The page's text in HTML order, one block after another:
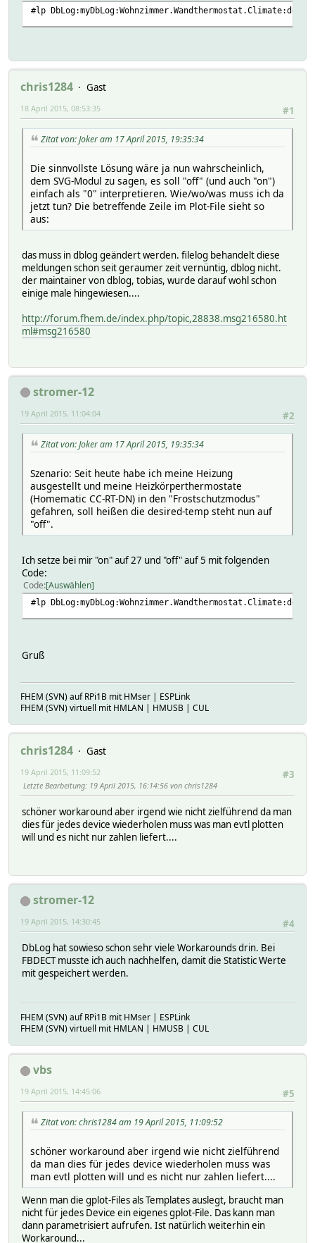
#lp
chris1284
Gast
#1
18 April 2015, 08:53:35
Zitat von: Joker am 17 April 2015, 19:35:34
Die sinnvollste Lösung wäre ja nun wahrscheinlich,
dem SVG-Modul zu sagen, es soll "off" (und auch "on")
einfach als "0" interpretieren. Wie/wo/was muss ich da
jetzt tun? Die betreffende Zeile im Plot-File sieht so
aus:
das muss in dblog geändert werden. filelog behandelt diese
meldungen schon seit geraumer zeit vernüntig, dblog nicht.
der maintainer von dblog, tobias, wurde darauf wohl schon
einige male hingewiesen....
http://forum.fhem.de/index.php/topic,28838.msg216580.ht
ml#msg216580
stromer-12
#2
19 April 2015, 11:04:04
Zitat von: Joker am 17 April 2015, 19:35:34
Szenario: Seit heute habe ich meine Heizung
ausgestellt und meine Heizkörperthermostate
(Homematic CC-RT-DN) in den "Frostschutzmodus"
gefahren, soll heißen die desired-temp steht nun auf
"off".
Ich setze bei mir "on" auf 27 und "off" auf 5 mit folgenden
Code:
Code Auswählen
#lp
Gruß
FHEM (SVN) auf RPi1B mit HMser | ESPLink
FHEM (SVN) virtuell mit HMLAN | HMUSB | CUL
chris1284
Gast
#3
19 April 2015, 11:09:52
Letzte Bearbeitung: 19 April 2015, 16:14:56 von chris1284
schöner workaround aber irgend wie nicht zielführend da man
dies für jedes device wiederholen muss was man evtl plotten
will und es nicht nur zahlen liefert....
stromer-12
#4
19 April 2015, 14:30:45
DbLog hat sowieso schon sehr viele Workarounds drin. Bei
FBDECT musste ich auch nachhelfen, damit die Statistic Werte
mit gespeichert werden.
FHEM (SVN) auf RPi1B mit HMser | ESPLink
FHEM (SVN) virtuell mit HMLAN | HMUSB | CUL
vbs
#5
19 April 2015, 14:45:06
Zitat von: chris1284 am 19 April 2015, 11:09:52
schöner workaround aber irgend wie nicht zielführend
da man dies für jedes device wiederholen muss was
man evtl plotten will und es nicht nur zahlen liefert....
Wenn man die gplot-Files als Templates auslegt, braucht man
nicht für jedes Device ein eigenes gplot-File. Das kann man
dann parametrisiert aufrufen. Ist natürlich weiterhin ein
Workaround...